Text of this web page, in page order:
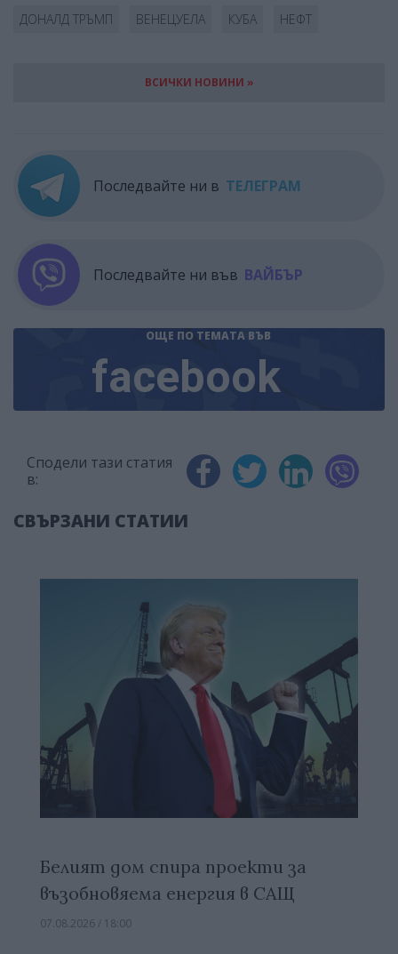
ДОНАЛД ТРЪМП ВЕНЕЦУЕЛА КУБА НЕФТ
ВСИЧКИ НОВИНИ »
Последвайте ни в ТЕЛЕГРАМ
Последвайте ни във ВАЙБЪР
ОЩЕ ПО ТЕМАТА ВЪВ
facebook
Сподели тази статия
в:
СВЪРЗАНИ СТАТИИ
Белият дом спира проекти за
възобновяема енергия в САЩ
07.08.2026 / 18:00